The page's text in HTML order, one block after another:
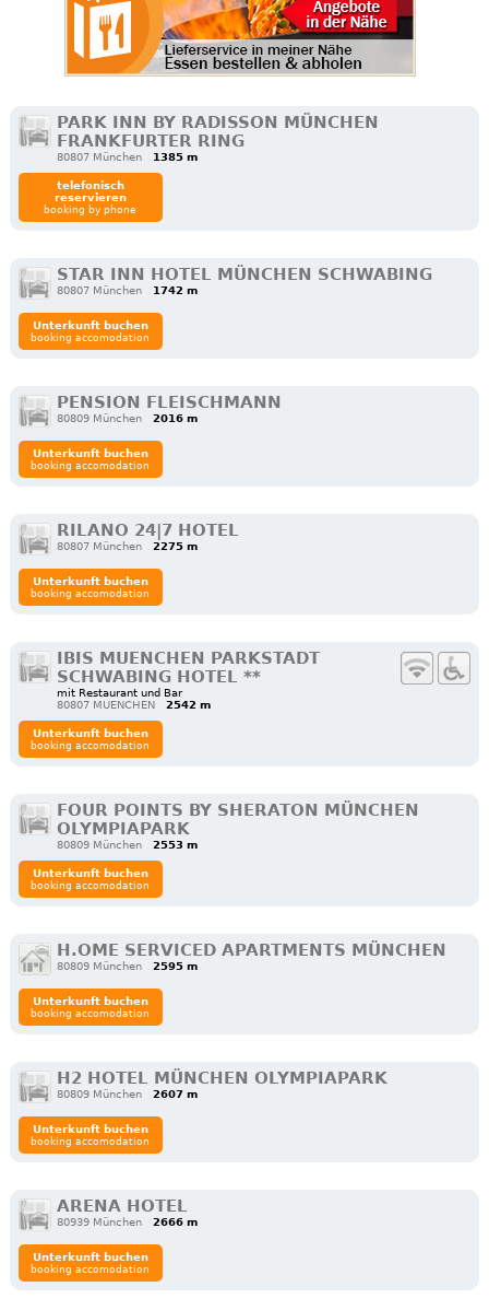
PARK INN BY RADISSON MÜNCHEN
FRANKFURTER RING
80807 München 1385 m
telefonisch
reservieren
booking by phone
STAR INN HOTEL MÜNCHEN SCHWABING
80807 München 1742 m
Unterkunft buchen
booking accomodation
PENSION FLEISCHMANN
80809 München 2016 m
Unterkunft buchen
booking accomodation
RILANO 24|7 HOTEL
80807 München 2275 m
Unterkunft buchen
booking accomodation
IBIS MUENCHEN PARKSTADT
SCHWABING HOTEL **
mit Restaurant und Bar
80807 MUENCHEN
2542 m
Unterkunft buchen
booking accomodation
FOUR POINTS BY SHERATON MÜNCHEN
OLYMPIAPARK
80809 München 2553 m
Unterkunft buchen
booking accomodation
H.OME SERVICED APARTMENTS MÜNCHEN
80809 München 2595 m
Unterkunft buchen
booking accomodation
H2 HOTEL MÜNCHEN OLYMPIAPARK
80809 München 2607 m
Unterkunft buchen
booking accomodation
ARENA HOTEL
80939 München 2666 m
Unterkunft buchen
booking accomodation